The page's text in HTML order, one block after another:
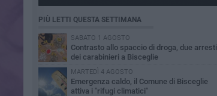
PIÙ LETTI QUESTA SETTIMANA
SABATO 1 AGOSTO
Contrasto allo spaccio di droga, due arresti
dei carabinieri a Bisceglie
MARTEDÌ 4 AGOSTO
Emergenza caldo, il Comune di Bisceglie
attiva i "rifugi climatici"